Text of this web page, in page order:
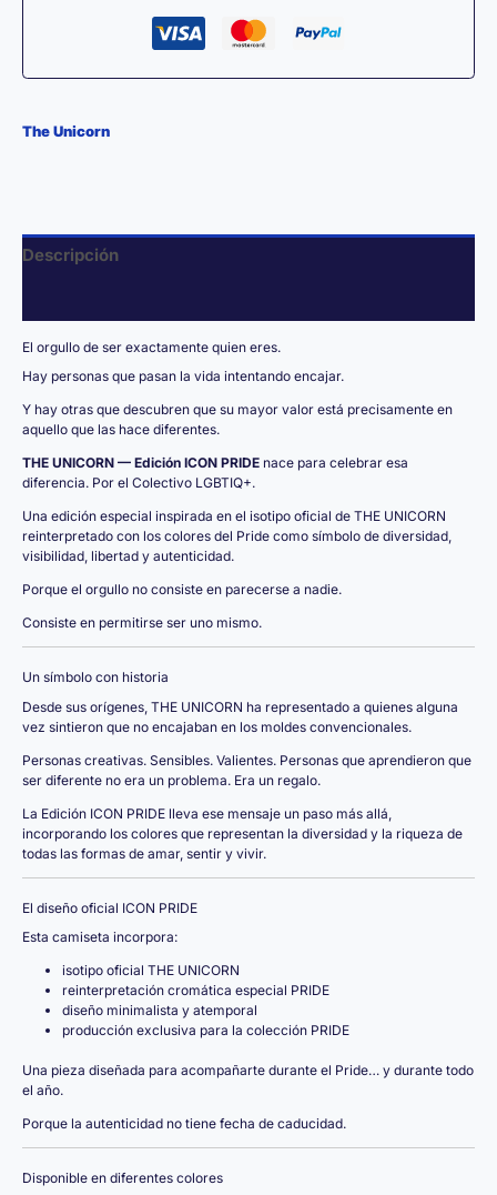
The Unicorn
Descripción
El orgullo de ser exactamente quien eres.
Hay personas que pasan la vida intentando encajar.
Y hay otras que descubren que su mayor valor está precisamente en
aquello que las hace diferentes.
THE UNICORN — Edición ICON PRIDE nace para celebrar esa
diferencia. Por el Colectivo LGBTIQ+.
Una edición especial inspirada en el isotipo oficial de THE UNICORN
reinterpretado con los colores del Pride como símbolo de diversidad,
visibilidad, libertad y autenticidad.
Porque el orgullo no consiste en parecerse a nadie.
Consiste en permitirse ser uno mismo.
Un símbolo con historia
Desde sus orígenes, THE UNICORN ha representado a quienes alguna
vez sintieron que no encajaban en los moldes convencionales.
Personas creativas. Sensibles. Valientes. Personas que aprendieron que
ser diferente no era un problema. Era un regalo.
La Edición ICON PRIDE lleva ese mensaje un paso más allá,
incorporando los colores que representan la diversidad y la riqueza de
todas las formas de amar, sentir y vivir.
El diseño oficial ICON PRIDE
Esta camiseta incorpora:
isotipo oficial THE UNICORN
reinterpretación cromática especial PRIDE
diseño minimalista y atemporal
producción exclusiva para la colección PRIDE
Una pieza diseñada para acompañarte durante el Pride… y durante todo
el año.
Porque la autenticidad no tiene fecha de caducidad.
Disponible en diferentes colores